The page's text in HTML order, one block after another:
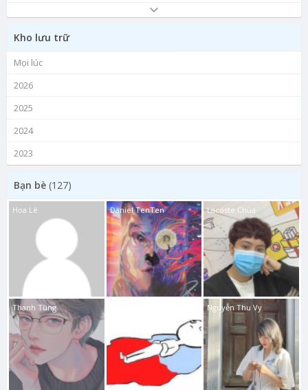
Kho lưu trữ
Mọi lúc
2026
2025
2024
2023
Bạn bè (127)
Hoa Lê Daniel TenTen Lacoste Chúa
Thanh Tùng Nguyễn Thu Vy